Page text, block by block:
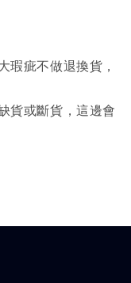
疵不做退換貨，
貨或斷貨，這邊會